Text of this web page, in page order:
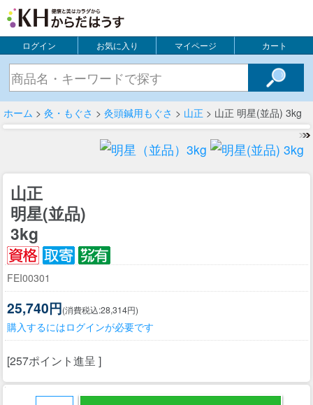
ログイン お気に入り マイページ カート
ホーム > 灸・もぐさ > 灸頭鍼用もぐさ > 山正 > 山正 明星(並品) 3kg
山正
明星(並品)
3kg
FEI00301
25,740円(消費税込:28,314円)
購入するにはログインが必要です
[257ポイント進呈 ]